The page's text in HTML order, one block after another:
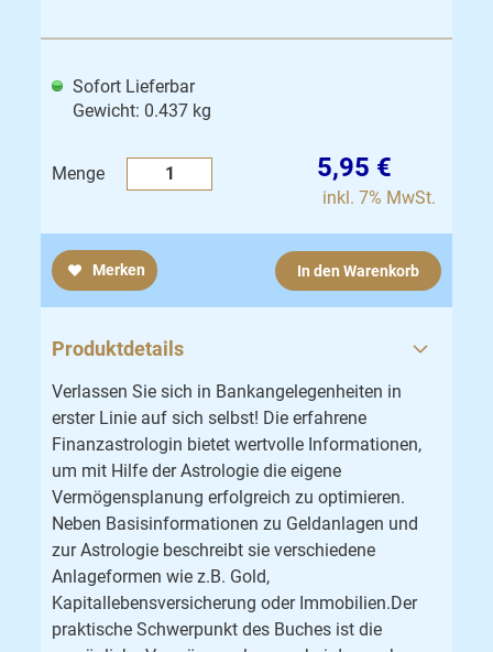
Menge 5,95 €
inkl. 7% MwSt.
Sofort Lieferbar
Gewicht: 0.437 kg
Merken In den Warenkorb
Produktdetails
Verlassen Sie sich in Bankangelegenheiten in
erster Linie auf sich selbst! Die erfahrene
Finanzastrologin bietet wertvolle Informationen,
um mit Hilfe der Astrologie die eigene
Vermögensplanung erfolgreich zu optimieren.
Neben Basisinformationen zu Geldanlagen und
zur Astrologie beschreibt sie verschiedene
Anlageformen wie z.B. Gold,
Kapitallebensversicherung oder Immobilien.Der
praktische Schwerpunkt des Buches ist die